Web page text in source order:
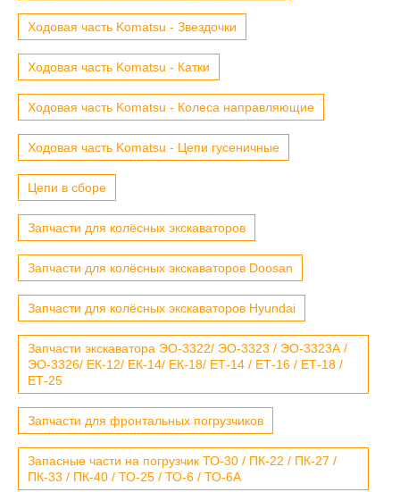
Ходовая часть Komatsu - Звездочки
Ходовая часть Komatsu - Катки
Ходовая часть Komatsu - Колеса направляющие
Ходовая часть Komatsu - Цепи гусеничные
Цепи в сборе
Запчасти для колёсных экскаваторов
Запчасти для колёсных экскаваторов Doosan
Запчасти для колёсных экскаваторов Hyundai
Запчасти экскаватора ЭО-3322/ ЭО-3323 / ЭО-3323А /
ЭО-3326/ ЕК-12/ ЕК-14/ ЕК-18/ ЕТ-14 / ЕТ-16 / ЕТ-18 /
ЕТ-25
Запчасти для фронтальных погрузчиков
Запасные части на погрузчик ТО-30 / ПК-22 / ПК-27 /
ПК-33 / ПК-40 / ТО-25 / ТО-6 / ТО-6А